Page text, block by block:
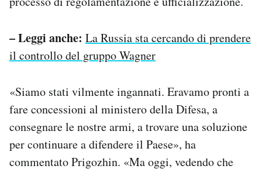
– Leggi anche: La Russia sta cercando di prendere
il controllo del gruppo Wagner
«Siamo stati vilmente ingannati. Eravamo pronti a
fare concessioni al ministero della Difesa, a
consegnare le nostre armi, a trovare una soluzione
per continuare a difendere il Paese», ha
commentato Prigozhin. «Ma oggi, vedendo che